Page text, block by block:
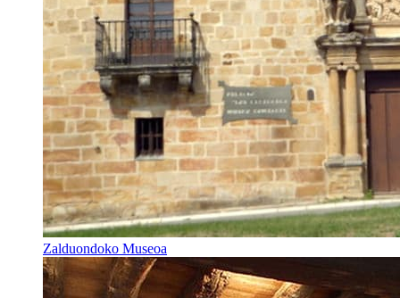
Zalduondoko Museoa